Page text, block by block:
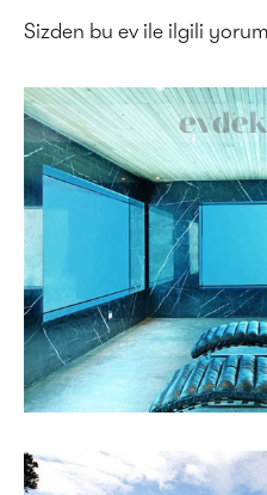
Sizden bu ev ile ilgili